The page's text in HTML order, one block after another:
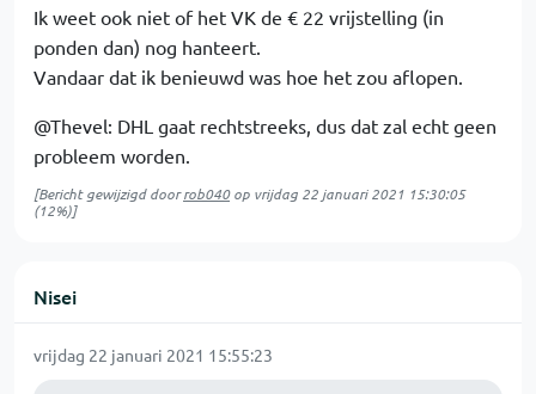
Ik weet ook niet of het VK de € 22 vrijstelling (in
ponden dan) nog hanteert.
Vandaar dat ik benieuwd was hoe het zou aflopen.
@Thevel: DHL gaat rechtstreeks, dus dat zal echt geen
probleem worden.
[Bericht gewijzigd doorrob040op vrijdag 22 januari 2021 15:30:05
(12%)]
Nisei
vrijdag 22 januari 2021 15:55:23